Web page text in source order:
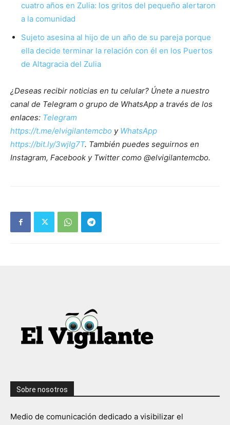
cuatro años en Zulia: los gritos del pequeño alertaron
a la comunidad
Sujeto asesina al hijo de un año de su pareja porque
ella decide terminar la relación con él en los Puertos
de Altagracia del Zulia
¿Deseas recibir noticias en tu celular? Únete a nuestro
canal de Telegram o grupo de WhatsApp a través de los
enlaces: Telegram
https://t.me/elvigilantemcbo y WhatsApp
https://bit.ly/3wjIg7T. También puedes seguirnos en
Instagram, Facebook y Twitter como @elvigilantemcbo.
Sobre nosotros
Medio de comunicación dedicado a visibilizar el